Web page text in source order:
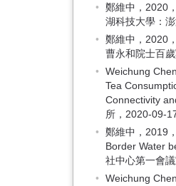
鄭維中，2020
湖科技大學：
鄭維中，2020
曹永和院士百
Weichung
Tea
Connectivity
所，2020-09-
鄭維中，2019
Border Water
社中心第一會
Weichung